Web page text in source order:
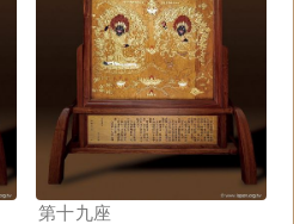
第十九座